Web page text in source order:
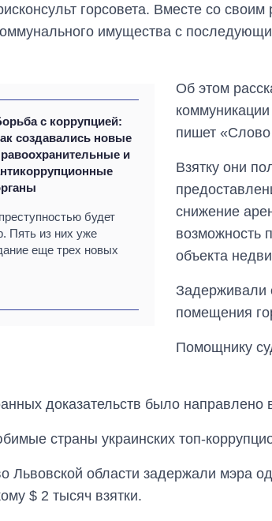
горсовета. Вместе со своим
имущества с
с коррупцией:
создавались новые
и
будет
Пять из них уже
еще трех новых
Об этом
пишет
Взятку они
снижение
возможность
объекта
Задерживали
помещения
Помощнику
доказательств было направлено
страны украинских топ-
Львовской области задержали мэра
$ 2 тысяч взятки.